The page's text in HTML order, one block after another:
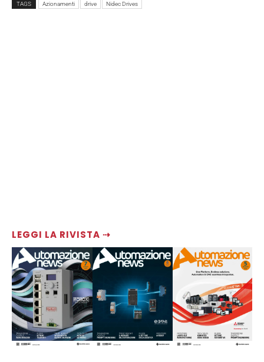
LEGGI LA RIVISTA ⇢
TAGS Azionamenti drive Nidec Drives